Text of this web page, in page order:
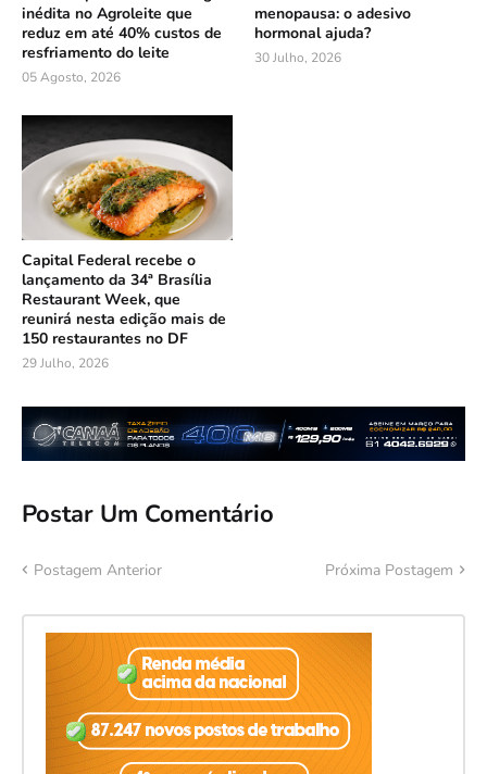
inédita no Agroleite que
reduz em até 40% custos de
resfriamento do leite
05 Agosto, 2026
menopausa: o adesivo
hormonal ajuda?
30 Julho, 2026
Capital Federal recebe o
lançamento da 34ª Brasília
Restaurant Week, que
reunirá nesta edição mais de
150 restaurantes no DF
29 Julho, 2026
Postar Um Comentário
Postagem Anterior Próxima Postagem